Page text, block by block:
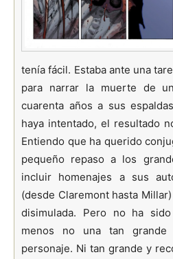
tenía fácil. Estaba ante una
para narrar la muerte de
cuarenta años a sus
haya intentado, el resultado
Entiendo que ha querido
pequeño repaso a los
incluir homenajes a sus
(desde Claremont hasta
disimulada. Pero no ha
menos no una tan
personaje. Ni tan grande y